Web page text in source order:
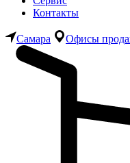
Контакты
Самара Офисы